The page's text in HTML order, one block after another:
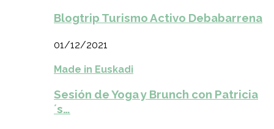
Blogtrip Turismo Activo Debabarrena
01/12/2021
Made in Euskadi
Sesión de Yoga y Brunch con Patricia
´s…